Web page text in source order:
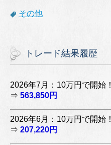
その他
トレード結果履歴
2026年7月：10万円で開始！
⇒ 563,850円
2026年6月：10万円で開始！
⇒ 207,220円